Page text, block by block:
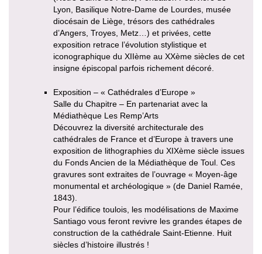
Lyon, Basilique Notre-Dame de Lourdes, musée
diocésain de Liège, trésors des cathédrales
d’Angers, Troyes, Metz…) et privées, cette
exposition retrace l’évolution stylistique et
iconographique du XIIème au XXème siècles de cet
insigne épiscopal parfois richement décoré.
Exposition – « Cathédrales d’Europe »
Salle du Chapitre – En partenariat avec la
Médiathèque Les Remp’Arts
Découvrez la diversité architecturale des
cathédrales de France et d’Europe à travers une
exposition de lithographies du XIXème siècle issues
du Fonds Ancien de la Médiathèque de Toul. Ces
gravures sont extraites de l’ouvrage « Moyen-âge
monumental et archéologique » (de Daniel Ramée,
1843).
Pour l’édifice toulois, les modélisations de Maxime
Santiago vous feront revivre les grandes étapes de
construction de la cathédrale Saint-Etienne. Huit
siècles d’histoire illustrés !